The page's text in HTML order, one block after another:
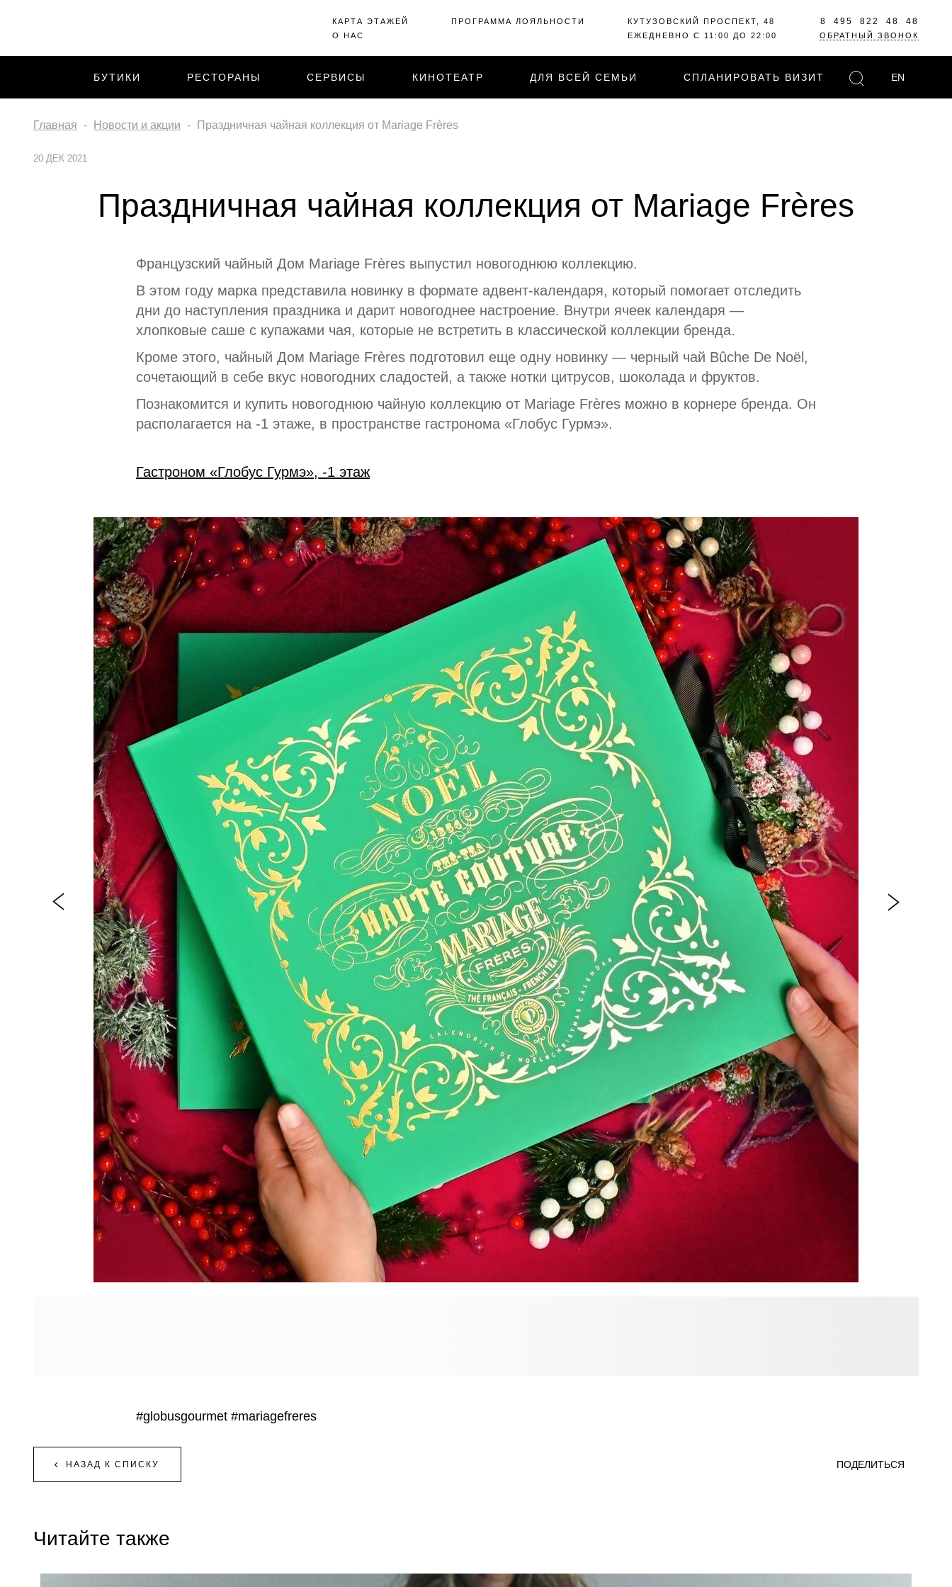
КАРТА ЭТАЖЕЙ
О НАС
ПРОГРАММА ЛОЯЛЬНОСТИ
КУТУЗОВСКИЙ ПРОСПЕКТ, 48
ЕЖЕДНЕВНО С 11:00 ДО 22:00
8 495 822 48 48
ОБРАТНЫЙ ЗВОНОК
БУТИКИ РЕСТОРАНЫ СЕРВИСЫ КИНОТЕАТР ДЛЯ ВСЕЙ СЕМЬИ СПЛАНИРОВАТЬ ВИЗИТ EN
Главная Новости и акции Праздничная чайная коллекция от Mariage Frères
20 ДЕК 2021
Праздничная чайная коллекция от Mariage Frères
Французский чайный Дом Mariage Frères выпустил новогоднюю коллекцию.
В этом году марка представила новинку в формате адвент-календаря, который помогает отследить
дни до наступления праздника и дарит новогоднее настроение. Внутри ячеек календаря —
хлопковые саше с купажами чая, которые не встретить в классической коллекции бренда.
Кроме этого, чайный Дом Mariage Frères подготовил еще одну новинку — черный чай Bûche De Noël,
сочетающий в себе вкус новогодних сладостей, а также нотки цитрусов, шоколада и фруктов.
Познакомится и купить новогоднюю чайную коллекцию от Mariage Frères можно в корнере бренда. Он
располагается на -1 этаже, в пространстве гастронома «Глобус Гурмэ».
Гастроном «Глобус Гурмэ», -1 этаж
#globusgourmet #mariagefreres
НАЗАД К СПИСКУ ПОДЕЛИТЬСЯ
Читайте также